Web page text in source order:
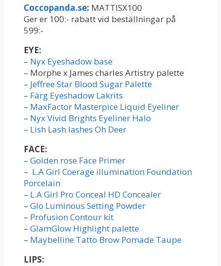
Coccopanda.se: MATTISX100
Ger er 100:- rabatt vid beställningar på
599:-
EYE:
– Nyx Eyeshadow base
– Morphe x James charles Artistry palette
– Jeffree Star Blood Sugar Palette
– Färg Eyeshadow Lakrits
– MaxFactor Masterpice Liquid Eyeliner
– Nyx Vivid Brights Eyeliner Halo
– Lish Lash lashes Oh Deer
FACE:
– Golden rose Face Primer
– L.A Girl Coerage illumination Foundation
Porcelain
– L.A Girl Pro Conceal HD Concealer
– Glo Luminous Setting Powder
– Profusion Contour kit
– GlamGlow Highlight palette
– Maybelline Tatto Brow Pomade Taupe
LIPS: